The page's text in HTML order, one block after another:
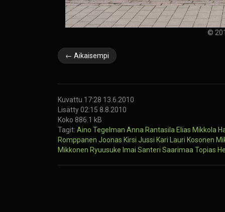
©
← Aikaisempi
Kuvattu 17:28 13.6.2010
Lisätty 02:15 8.8.2010
Koko 886.1 kB
Tagit: Aino Tegelman Anna Rantasila Elias Mikkola
Romppanen Joonas Kirsi Jussi Kari Lauri Kosonen
Mikkonen Ryuusuke Imai Santeri Saarimaa Topias